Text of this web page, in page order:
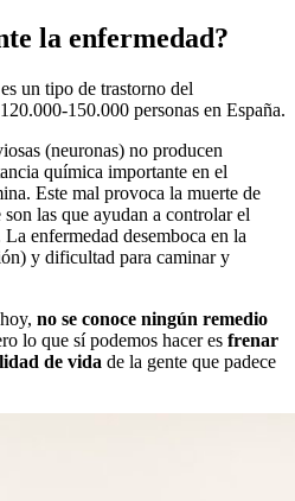
la enfermedad?
es un tipo de trastorno del
150.000 personas en España.
(neuronas) no producen
química importante en el
Este mal provoca la muerte de
las que ayudan a controlar el
enfermedad desemboca en la
y dificultad para caminar y
no se conoce ningún remedio
lo que sí podemos hacer es frenar
de vida de la gente que padece